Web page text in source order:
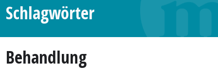
Schlagwörter
Behandlung